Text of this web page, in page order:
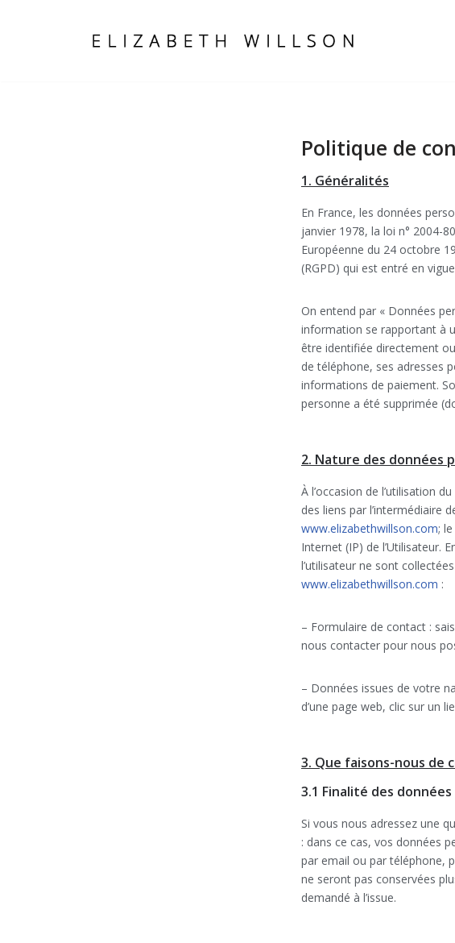
Politique de
1. Généralités
En France, les données
janvier 1978, la loi n° 2004-
Européenne du 24 octobre
(RGPD) qui est entré en
On entend par « Données
information se rapportant à
être identifiée directement
de téléphone, ses adresses
informations de paiement.
personne a été supprimée
2. Nature des données
À l’occasion de l’utilisation
des liens par l’intermédiaire
www.elizabethwillson.com;
Internet (IP) de l’Utilisateur.
l’utilisateur ne sont
www.elizabethwillson.com :
– Formulaire de contact :
nous contacter pour nous
– Données issues de votre
d’une page web, clic sur un
3. Que faisons-nous de
3.1 Finalité des
Si vous nous adressez une
: dans ce cas, vos données
par email ou par téléphone,
ne seront pas conservées
demandé à l’issue.